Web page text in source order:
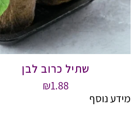
שתיל כרוב לבן
₪1.88
מידע נוסף